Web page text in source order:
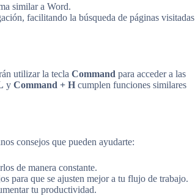
similar a Word.
facilitando la búsqueda de páginas visitadas
utilizar la tecla Command para acceder a las
y Command + H cumplen funciones similares
consejos que pueden ayudarte:
de manera constante.
para que se ajusten mejor a tu flujo de trabajo.
tu productividad.